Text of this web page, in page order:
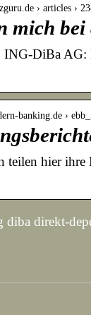
› articles ›
mich
ING-DiBa AG:
banking.de ›
teilen hier
diba direkt-